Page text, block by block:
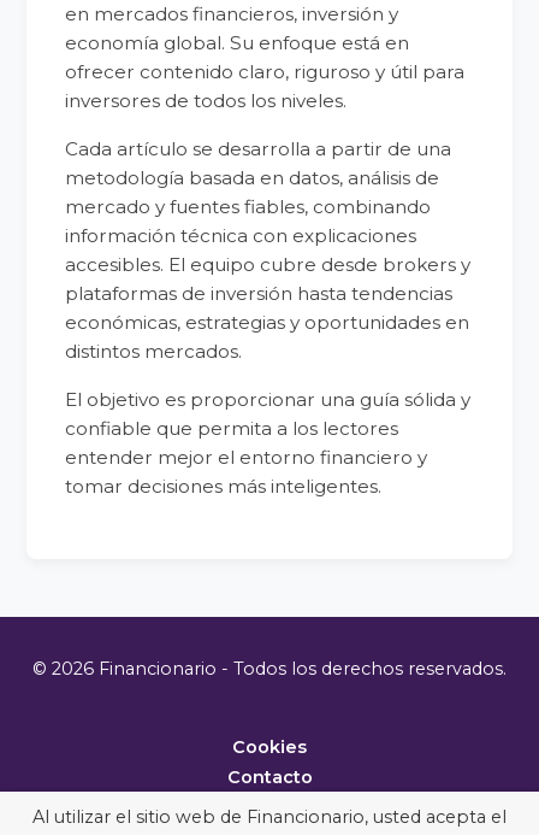
en mercados financieros, inversión y
economía global. Su enfoque está en
ofrecer contenido claro, riguroso y útil para
inversores de todos los niveles.
Cada artículo se desarrolla a partir de una
metodología basada en datos, análisis de
mercado y fuentes fiables, combinando
información técnica con explicaciones
accesibles. El equipo cubre desde brokers y
plataformas de inversión hasta tendencias
económicas, estrategias y oportunidades en
distintos mercados.
El objetivo es proporcionar una guía sólida y
confiable que permita a los lectores
entender mejor el entorno financiero y
tomar decisiones más inteligentes.
© 2026 Financionario - Todos los derechos reservados.
Cookies
Contacto
Metodología
Al utilizar el sitio web de Financionario, usted acepta el